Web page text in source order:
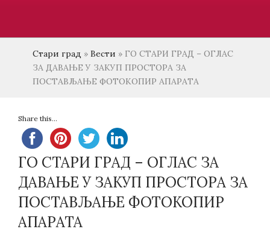
Стари град » Вести » ГО СТАРИ ГРАД – ОГЛАС
ЗА ДАВАЊЕ У ЗАКУП ПРОСТОРА ЗА
ПОСТАВЉАЊЕ ФОТОКОПИР АПАРАТА
Share this...
ГО СТАРИ ГРАД – ОГЛАС ЗА
ДАВАЊЕ У ЗАКУП ПРОСТОРА ЗА
ПОСТАВЉАЊЕ ФОТОКОПИР
АПАРАТА